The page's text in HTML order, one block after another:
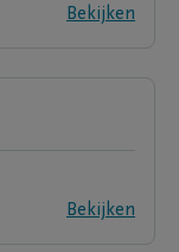
Bekijken
Bekijken